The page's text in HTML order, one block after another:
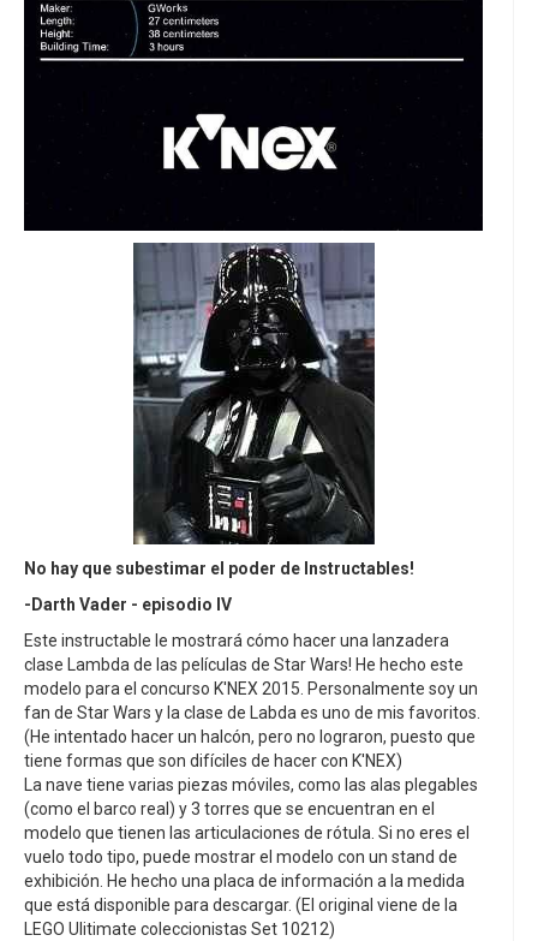
No hay que subestimar el poder de Instructables!
-Darth Vader - episodio IV
Este instructable le mostrará cómo hacer una lanzadera
clase Lambda de las películas de Star Wars! He hecho este
modelo para el concurso K'NEX 2015. Personalmente soy un
fan de Star Wars y la clase de Labda es uno de mis favoritos.
(He intentado hacer un halcón, pero no lograron, puesto que
tiene formas que son difíciles de hacer con K'NEX)
La nave tiene varias piezas móviles, como las alas plegables
(como el barco real) y 3 torres que se encuentran en el
modelo que tienen las articulaciones de rótula. Si no eres el
vuelo todo tipo, puede mostrar el modelo con un stand de
exhibición. He hecho una placa de información a la medida
que está disponible para descargar. (El original viene de la
LEGO Ulitimate coleccionistas Set 10212)